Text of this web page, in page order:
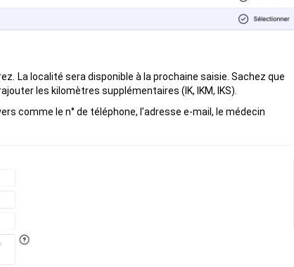
. La localité sera disponible à la prochaine saisie. Sachez que
les kilomètres supplémentaires (IK, IKM, IKS).
comme le n° de téléphone, l’adresse e-mail, le médecin